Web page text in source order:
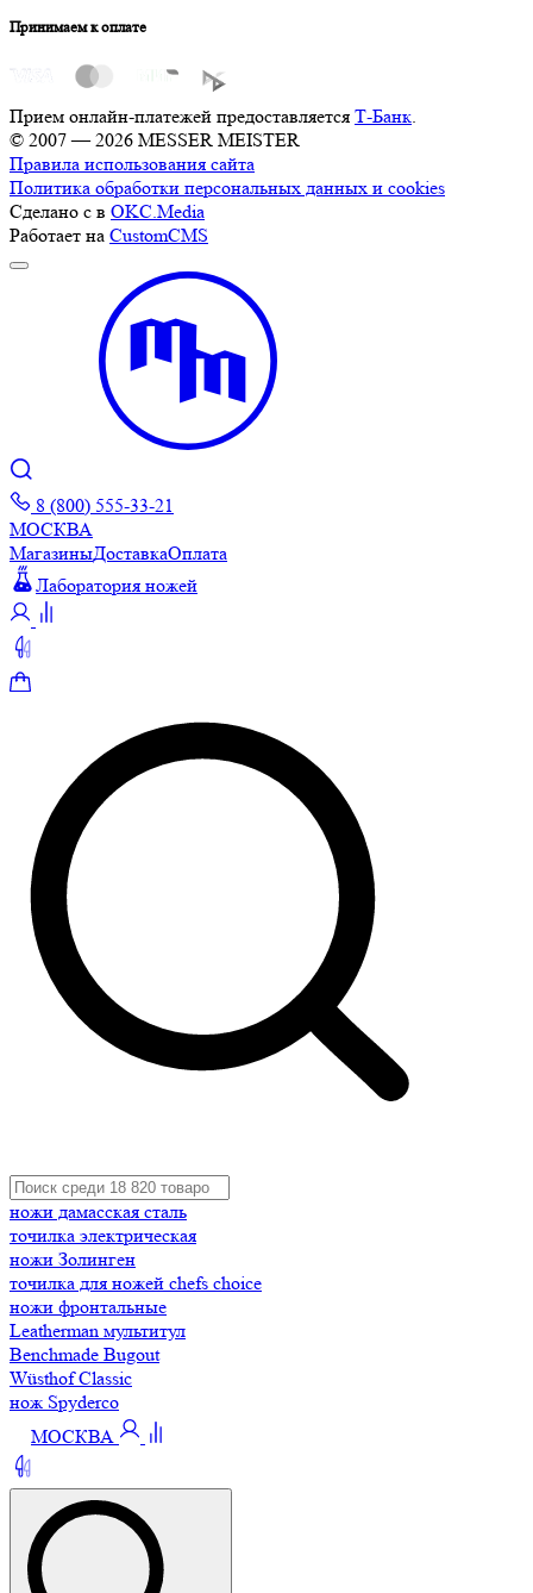
Принимаем к оплате
Прием онлайн-платежей предоставляется Т-Банк.
© 2007 — 2026 MESSER MEISTER
Правила использования сайта
Политика обработки персональных данных и cookies
Сделано с в OKC.Media
Работает на CustomCMS
8 (800) 555-33-21
МОСКВА
МагазиныДоставкаОплата
Лаборатория ножей
ножи дамасская сталь
точилка электрическая
ножи Золинген
точилка для ножей chefs choice
ножи фронтальные
Leatherman мультитул
Benchmade Bugout
Wüsthof Classic
нож Spyderco
МОСКВА